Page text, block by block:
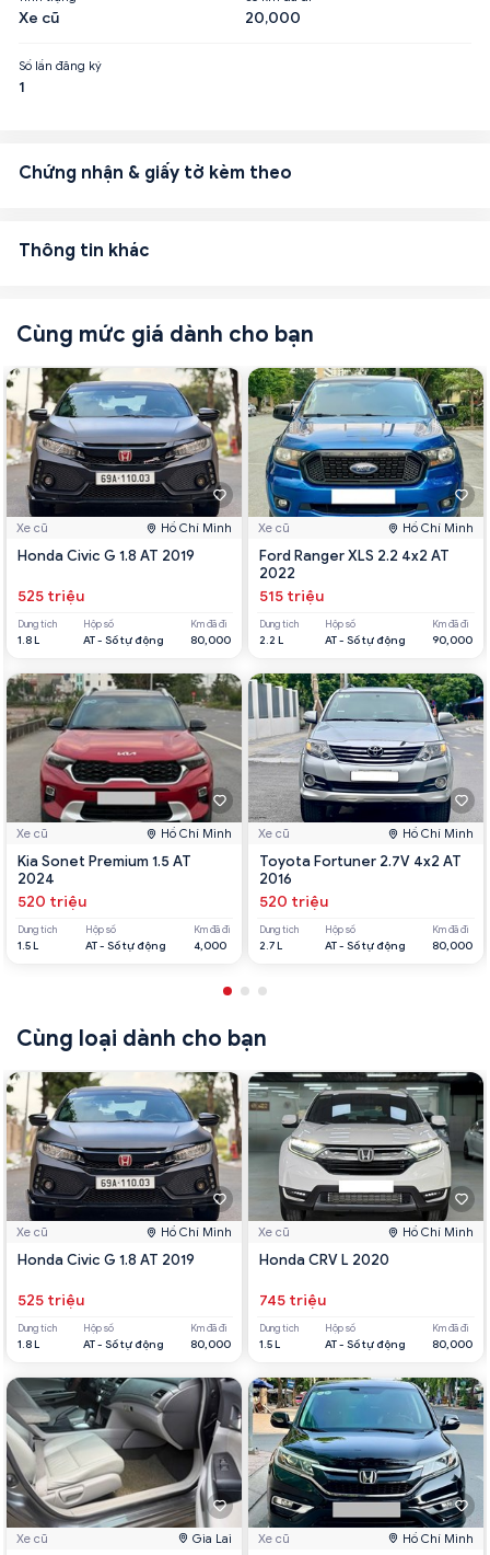
Xe cũ 20,000
Số lần đăng ký
1
Chứng nhận & giấy tờ kèm theo
Thông tin khác
Cùng mức giá dành cho bạn
Xe cũ Hồ Chí Minh
Honda Civic G 1.8 AT 2019
525 triệu
Dung tích
1.8 L
Hộp số
AT - Số tự động
Km đã đi
80,000
Xe cũ Hồ Chí Minh
Kia Sonet Premium 1.5 AT
2024
520 triệu
Dung tích
1.5 L
Hộp số
AT - Số tự động
Km đã đi
4,000
Xe cũ Hồ Chí Minh
Ford Ranger XLS 2.2 4x2 AT
2022
515 triệu
Dung tích
2.2 L
Hộp số
AT - Số tự động
Km đã đi
90,000
Xe cũ Hồ Chí Minh
Toyota Fortuner 2.7V 4x2 AT
2016
520 triệu
Dung tích
2.7 L
Hộp số
AT - Số tự động
Km đã đi
80,000
Cùng loại dành cho bạn
Xe cũ Hồ Chí Minh
Honda Civic G 1.8 AT 2019
525 triệu
Dung tích
1.8 L
Hộp số
AT - Số tự động
Km đã đi
80,000
Xe cũ Gia Lai
Xe cũ Hồ Chí Minh
Honda CRV L 2020
745 triệu
Dung tích
1.5 L
Hộp số
AT - Số tự động
Km đã đi
80,000
Xe cũ Hồ Chí Minh